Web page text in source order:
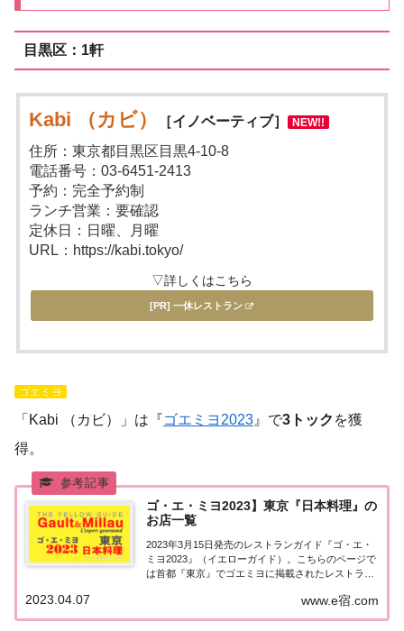
目黒区：1軒
Kabi （カビ） ［イノベーティブ］ NEW!!
住所：東京都目黒区目黒4-10-8
電話番号：03-6451-2413
予約：完全予約制
ランチ営業：要確認
定休日：日曜、月曜
URL：https://kabi.tokyo/
▽詳しくはこちら
[PR] 一休レストラン
ゴエミヨ
「Kabi （カビ）」は『ゴエミヨ2023 』で3トック を獲
得。
ゴ・エ・ミヨ2023】東京『日本料理』の
お店一覧
2023年3月15日発売のレストランガイド『ゴ・エ・
ミヨ2023』（イエローガイド）。こちらのページで
は首都『東京』でゴエミヨに掲載されたレストラン
ました。ゴエミヨ2023『東京』日本料理関東「東京
エリア」で「ゴ・エ・ミヨ2023」に...
www.e宿.com
2023.04.07